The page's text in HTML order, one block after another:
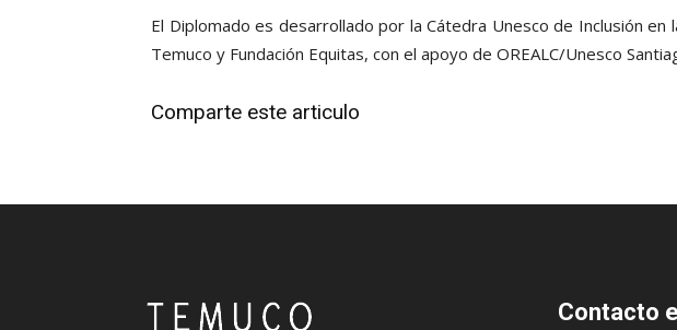
El Diplomado es desarrollado por la Cátedra Unesco de Inclusión
Temuco y Fundación Equitas, con el apoyo de OREALC/Unesco
Comparte este articulo
Contacto